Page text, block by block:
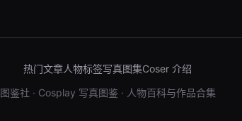
热门文章人物标签写真图集Coser 介绍
图鉴社 · Cosplay 写真图鉴 · 人物百科与作品合集